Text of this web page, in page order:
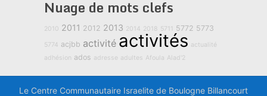
Nuage de mots clefs
2010 2011 2012 2013 2014 2018 5711 5772 5773
5774 acjbb activité activités actualité
adhésion ados adresse adultes Afoula Alad'2
Le Centre Communautaire Israelite de Boulogne Billancourt